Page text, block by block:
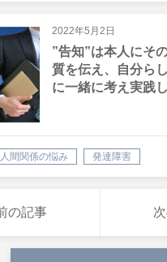
2022年5月2日
”告知”は本人にそ
質を伝え、自分ら
に一緒に考え実践
間関係の悩み 発達障害
の記事